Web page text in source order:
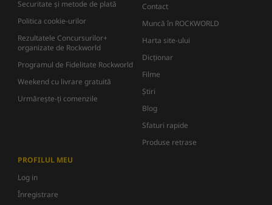
Securitate și metode de plată
Politica cookie-urilor
Rezultatele Concursurilor+
organizate de Rockworld
Programul de Fidelitate Rockworld
Weekend cu livrare gratuită
Urmărește-ți comenzile
Contact
Muncă în ROCKWORLD
Harta site-ului
Dicţionar
Filme
Știri
Blog
Sfaturi rapide
Produse retrase
PROFILUL MEU
Log in
Înregistrare